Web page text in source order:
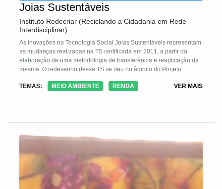
Joias Sustentáveis
Instituto Redecriar (Reciclando a Cidadania em Rede
Interdisciplinar)
As inovações na Tecnologia Social Joias Sustentáveis representam
as mudanças realizadas na TS certificada em 2011, a partir da
elaboração de uma metodologia de transferência e reaplicação da
mesma. O redesenho dessa TS se deu no âmbito do Projeto
entre 2015 e 2019. As metodologias de transferência e de
moradores de residenciais de 20 municípios / 11 estados do Brasil,
Minha Vida, financiados pelo Banco do Brasil.
TEMAS: MEIO AMBIENTE RENDA VER MAIS